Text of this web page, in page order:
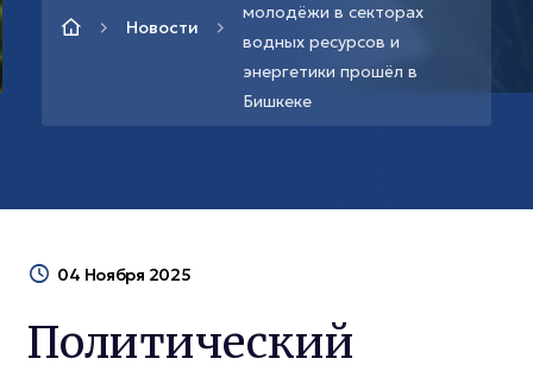
Новости
молодёжи в секторах
водных ресурсов и
энергетики прошёл в
Бишкеке
04 Ноября 2025
Политический